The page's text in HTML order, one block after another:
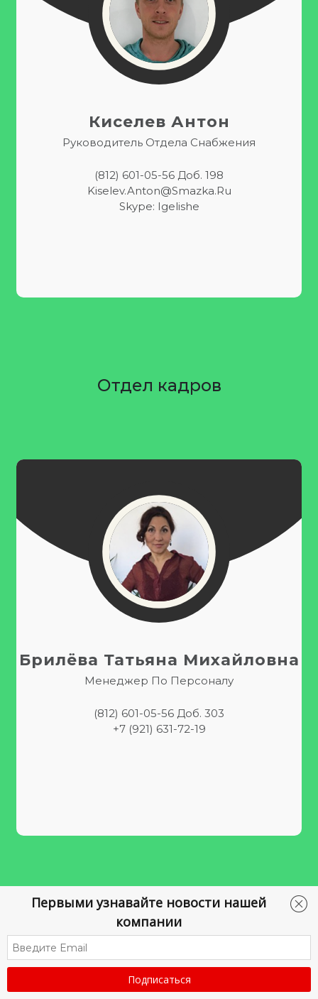
Первыми узнавайте новости нашей
компании
Киселев Антон
Руководитель Отдела Снабжения
(812) 601-05-56 Доб. 198
Kiselev.anton@smazka.ru
Skype: Igelishe
Отдел кадров
Брилёва Татьяна Михайловна
Менеджер По Персоналу
(812) 601-05-56 Доб. 303
+7 (921) 631-72-19